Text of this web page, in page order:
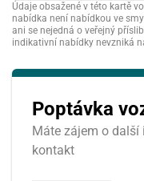
Údaje obsažené v této kartě
nabídka není nabídkou ve
ani se nejedná o veřejný
indikativní nabídky nevzniká
Poptávka
Máte zájem o další
kontakt